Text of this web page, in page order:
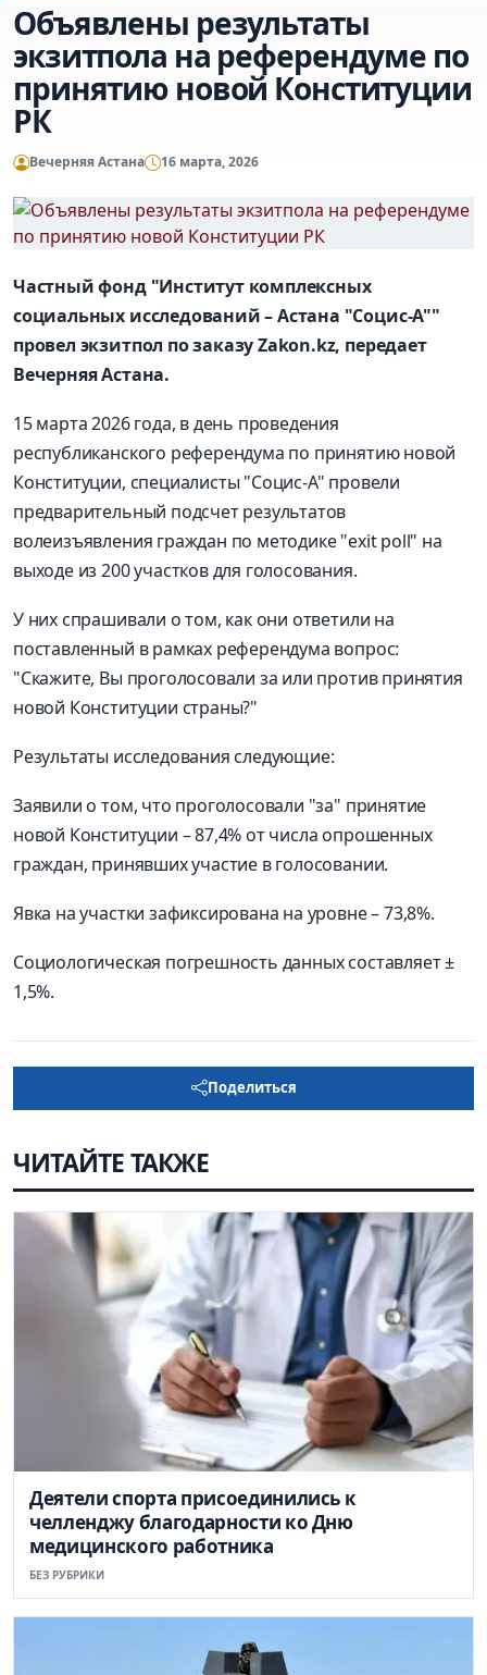
Объявлены результаты
экзитпола на референдуме по
принятию новой Конституции
РК
Вечерняя Астана 16 марта, 2026
Частный фонд "Институт комплексных
социальных исследований – Астана "Социс-А""
провел экзитпол по заказу Zakon.kz, передает
Вечерняя Астана.
15 марта 2026 года, в день проведения
республиканского референдума по принятию новой
Конституции, специалисты "Социс-А" провели
предварительный подсчет результатов
волеизъявления граждан по методике "exit poll" на
выходе из 200 участков для голосования.
У них спрашивали о том, как они ответили на
поставленный в рамках референдума вопрос:
"Скажите, Вы проголосовали за или против принятия
новой Конституции страны?"
Результаты исследования следующие:
Заявили о том, что проголосовали "за" принятие
новой Конституции – 87,4% от числа опрошенных
граждан, принявших участие в голосовании.
Явка на участки зафиксирована на уровне – 73,8%.
Социологическая погрешность данных составляет ±
1,5%.
Поделиться
ЧИТАЙТЕ ТАКЖЕ
Деятели спорта присоединились к
челленджу благодарности ко Дню
медицинского работника
БЕЗ РУБРИКИ